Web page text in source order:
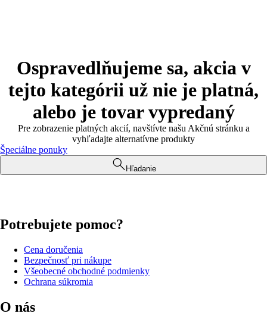
Ospravedlňujeme sa, akcia v
tejto kategórii už nie je platná,
alebo je tovar vypredaný
Pre zobrazenie platných akcií, navštívte našu Akčnú stránku a
vyhľadajte alternatívne produkty
Špeciálne ponuky
Hľadanie
Potrebujete pomoc?
Cena doručenia
Bezpečnosť pri nákupe
Všeobecné obchodné podmienky
Ochrana súkromia
O nás